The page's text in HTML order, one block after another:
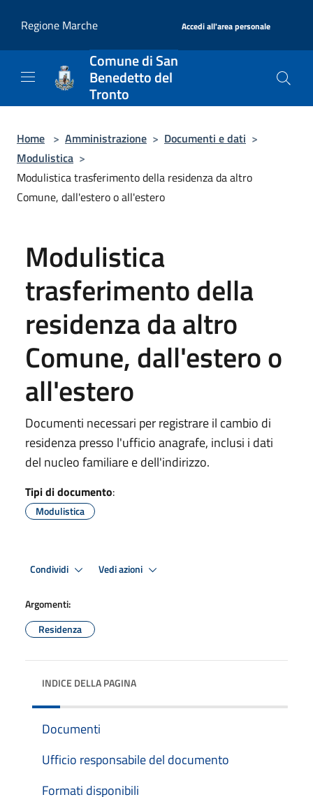
Regione Marche
Accedi all'area personale
Comune di San
Benedetto del
Tronto
Home > Amministrazione > Documenti e dati >
Modulistica >
Modulistica trasferimento della residenza da altro
Comune, dall'estero o all'estero
Modulistica
trasferimento della
residenza da altro
Comune, dall'estero o
all'estero
Documenti necessari per registrare il cambio di
residenza presso l'ufficio anagrafe, inclusi i dati
del nucleo familiare e dell'indirizzo.
Tipi di documento:
Modulistica
Condividi Vedi azioni
Argomenti:
Residenza
INDICE DELLA PAGINA
Documenti
Ufficio responsabile del documento
Formati disponibili